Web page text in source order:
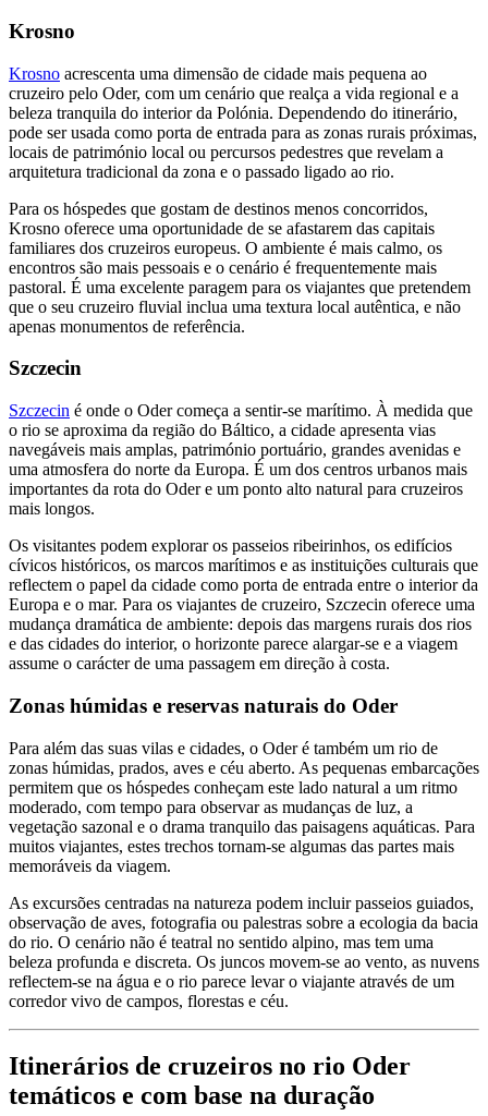
Krosno
Krosno acrescenta uma dimensão de cidade mais pequena ao
cruzeiro pelo Oder, com um cenário que realça a vida regional e a
beleza tranquila do interior da Polónia. Dependendo do itinerário,
pode ser usada como porta de entrada para as zonas rurais próximas,
locais de património local ou percursos pedestres que revelam a
arquitetura tradicional da zona e o passado ligado ao rio.
Para os hóspedes que gostam de destinos menos concorridos,
Krosno oferece uma oportunidade de se afastarem das capitais
familiares dos cruzeiros europeus. O ambiente é mais calmo, os
encontros são mais pessoais e o cenário é frequentemente mais
pastoral. É uma excelente paragem para os viajantes que pretendem
que o seu cruzeiro fluvial inclua uma textura local autêntica, e não
apenas monumentos de referência.
Szczecin
Szczecin é onde o Oder começa a sentir-se marítimo. À medida que
o rio se aproxima da região do Báltico, a cidade apresenta vias
navegáveis mais amplas, património portuário, grandes avenidas e
uma atmosfera do norte da Europa. É um dos centros urbanos mais
importantes da rota do Oder e um ponto alto natural para cruzeiros
mais longos.
Os visitantes podem explorar os passeios ribeirinhos, os edifícios
cívicos históricos, os marcos marítimos e as instituições culturais que
reflectem o papel da cidade como porta de entrada entre o interior da
Europa e o mar. Para os viajantes de cruzeiro, Szczecin oferece uma
mudança dramática de ambiente: depois das margens rurais dos rios
e das cidades do interior, o horizonte parece alargar-se e a viagem
assume o carácter de uma passagem em direção à costa.
Zonas húmidas e reservas naturais do Oder
Para além das suas vilas e cidades, o Oder é também um rio de
zonas húmidas, prados, aves e céu aberto. As pequenas embarcações
permitem que os hóspedes conheçam este lado natural a um ritmo
moderado, com tempo para observar as mudanças de luz, a
vegetação sazonal e o drama tranquilo das paisagens aquáticas. Para
muitos viajantes, estes trechos tornam-se algumas das partes mais
memoráveis da viagem.
As excursões centradas na natureza podem incluir passeios guiados,
observação de aves, fotografia ou palestras sobre a ecologia da bacia
do rio. O cenário não é teatral no sentido alpino, mas tem uma
beleza profunda e discreta. Os juncos movem-se ao vento, as nuvens
reflectem-se na água e o rio parece levar o viajante através de um
corredor vivo de campos, florestas e céu.
Itinerários de cruzeiros no rio Oder
temáticos e com base na duração